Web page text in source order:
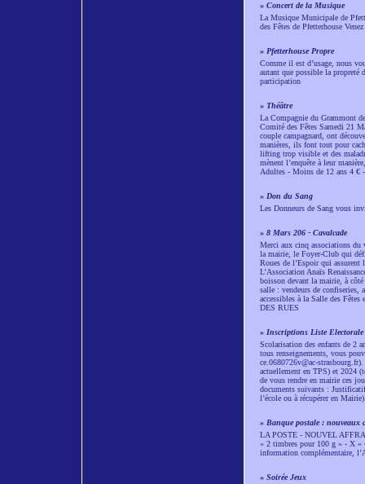
» Concert de la Musique
La Musique Municipale de
des Fêtes de Pfetterhouse
» Pfetterhouse Propre
Comme il est d’usage, nous
autant que possible la propreté
participation
» Théâtre
La Compagnie du Grammont
Comité des Fêtes Samedi 21
couple campagnard, ont
manières, ils font tout pour
lifting trop visible et des
mènent l’enquête à leur
Adultes - Moins de 12 ans 4 €
» Don du Sang
Les Donneurs de Sang vous
» 8 Mars 206 - Cavalcade
Merci aux cinq associations
la mairie, le Foyer-Club qui
Roues de l’Espoir qui assurent
L’Association Anaïs
boisson devant la mairie, à
salle : vendeurs de confiseries,
accessibles à la Salle des
DES RUES
» Inscriptions Liste Electorale
Scolarisation des enfants de 2
tous renseignements, vous
ce.0680726v@ac-
actuellement en TPS) et 2024
de vous rendre en mairie ces
documents suivants :
l’école ou à récupérer en
» Banque postale : nouveaux
LA POSTE - NOUVEL
« 2 timbres pour 100 g » - X «
information complémentaire,
» Soirée Jeux